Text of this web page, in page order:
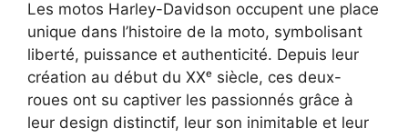
Les motos Harley-Davidson occupent une place
unique dans l’histoire de la moto, symbolisant
liberté, puissance et authenticité. Depuis leur
création au début du XXᵉ siècle, ces deux-
roues ont su captiver les passionnés grâce à
leur design distinctif, leur son inimitable et leur